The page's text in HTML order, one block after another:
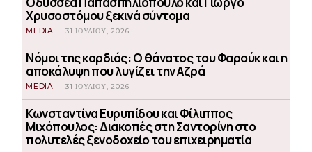
Χρυσοστόμου ξεκινά σύντομα
MEDIA 31 ΙΟΥΛΊΟΥ, 2026
Νόμοι της καρδιάς: Ο θάνατος του Φαρούκ και η
αποκάλυψη που λυγίζει την Αζρά
MEDIA 31 ΙΟΥΛΊΟΥ, 2026
Κωνσταντίνα Ευρυπίδου και Φίλιππος
Μιχόπουλος: Διακοπές στη Σαντορίνη στο
πολυτελές ξενοδοχείο του επιχειρηματία